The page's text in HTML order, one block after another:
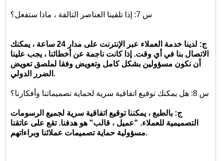
س 7: إذا تلقينا العناصر التالفة ، ماذا ستفعل؟
ج: لدينا خدمة العملاء عبر الإنترنت على مدار 24 ساعة ، يمكنك
الاتصال بنا في أي وقت. إذا كانت ناجمة عن أخطائنا ، يجب علينا
أن نكون مسؤولين بشكل كامل وتعويض وفقا لملصق تعويض
الضرر الدولي.
س 8: هل يمكنك توقيع اتفاقية سرية لحماية تصميماتنا وأفكارنا؟
ج: بالطبع ، يمكننا توقيع اتفاقية سرية لجميع الرسومات
التصميمية للعملاء. "عميل ، قالب" هو هدفنا. تقع على عاتقنا
مسؤولية حماية تصميمات عملائنا وبراءاتهم.